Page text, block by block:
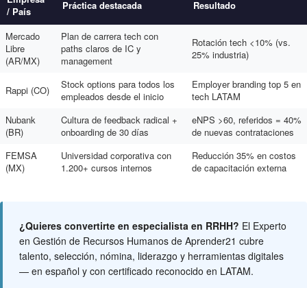
/ País
Práctica destacada Resultado
Mercado
Libre
(AR/MX)
Plan de carrera tech con
paths claros de IC y
management
Rotación tech <10% (vs.
25% industria)
Rappi (CO)
Stock options para todos los
empleados desde el inicio
Employer branding top 5 en
tech LATAM
Nubank
(BR)
Cultura de feedback radical +
onboarding de 30 días
eNPS >60, referidos = 40%
de nuevas contrataciones
FEMSA
(MX)
Universidad corporativa con
1.200+ cursos internos
Reducción 35% en costos
de capacitación externa
¿Quieres convertirte en especialista en RRHH? El Experto
en Gestión de Recursos Humanos de Aprender21 cubre
talento, selección, nómina, liderazgo y herramientas digitales
— en español y con certificado reconocido en LATAM.